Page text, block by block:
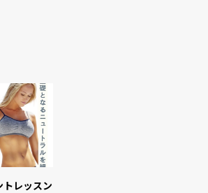
トレッスン